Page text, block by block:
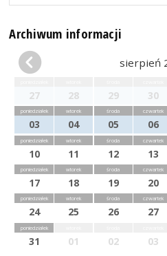
Archiwum informacji
sierpień
27 28 29 30
poniedziałek
03
wtorek
04
środa
05
czwartek
06
poniedziałek
10
wtorek
11
środa
12
czwartek
13
poniedziałek
17
wtorek
18
środa
19
czwartek
20
poniedziałek
24
wtorek
25
środa
26
czwartek
27
poniedziałek
31 01 02 03